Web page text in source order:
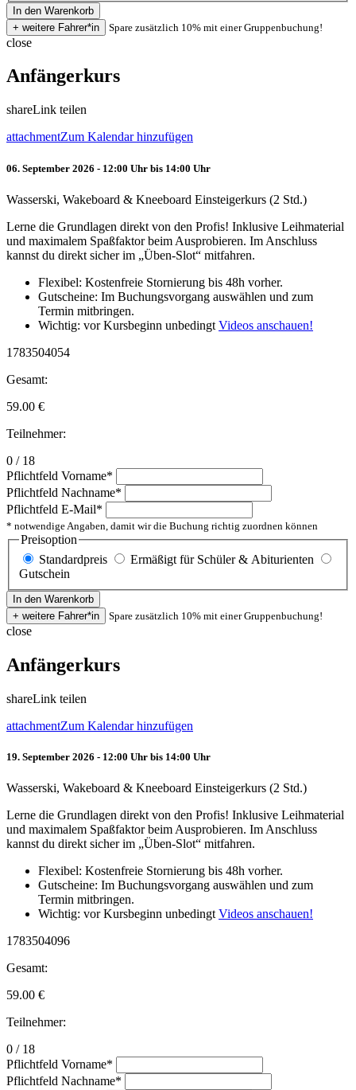
Spare zusätzlich 10% mit einer Gruppenbuchung!
close
Anfängerkurs
shareLink teilen
attachmentZum Kalendar hinzufügen
06. September 2026 - 12:00 Uhr bis 14:00 Uhr
Wasserski, Wakeboard & Kneeboard Einsteigerkurs (2 Std.)
Lerne die Grundlagen direkt von den Profis! Inklusive Leihmaterial
und maximalem Spaßfaktor beim Ausprobieren. Im Anschluss
kannst du direkt sicher im „Üben-Slot“ mitfahren.
Flexibel: Kostenfreie Stornierung bis 48h vorher.
Gutscheine: Im Buchungsvorgang auswählen und zum
Termin mitbringen.
Wichtig: vor Kursbeginn unbedingt Videos anschauen!
1783504054
Gesamt:
59.00 €
Teilnehmer:
0 / 18
Pflichtfeld Vorname*
Pflichtfeld Nachname*
Pflichtfeld E-Mail*
* notwendige Angaben, damit wir die Buchung richtig zuordnen können
Preisoption
Standardpreis
Ermäßigt für Schüler & Abiturienten
Gutschein
Spare zusätzlich 10% mit einer Gruppenbuchung!
close
Anfängerkurs
shareLink teilen
attachmentZum Kalendar hinzufügen
19. September 2026 - 12:00 Uhr bis 14:00 Uhr
Wasserski, Wakeboard & Kneeboard Einsteigerkurs (2 Std.)
Lerne die Grundlagen direkt von den Profis! Inklusive Leihmaterial
und maximalem Spaßfaktor beim Ausprobieren. Im Anschluss
kannst du direkt sicher im „Üben-Slot“ mitfahren.
Flexibel: Kostenfreie Stornierung bis 48h vorher.
Gutscheine: Im Buchungsvorgang auswählen und zum
Termin mitbringen.
Wichtig: vor Kursbeginn unbedingtVideos anschauen!
1783504096
Gesamt:
59.00 €
Teilnehmer:
0 / 18
Pflichtfeld Vorname*
Pflichtfeld Nachname*